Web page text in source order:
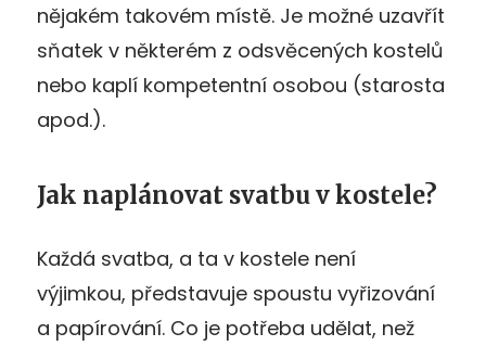
nějakém takovém místě. Je možné uzavřít
sňatek v některém z odsvěcených kostelů
nebo kaplí kompetentní osobou (starosta
apod.).
Jak naplánovat svatbu v kostele?
Každá svatba, a ta v kostele není
výjimkou, představuje spoustu vyřizování
a papírování. Co je potřeba udělat, než